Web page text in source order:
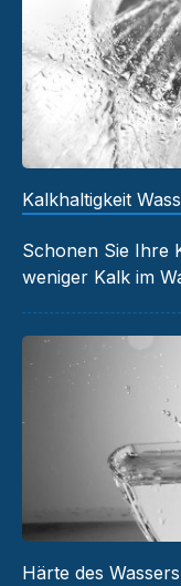
Kalkhaltigkeit
Schonen Sie Ihre
weniger Kalk im
Härte des